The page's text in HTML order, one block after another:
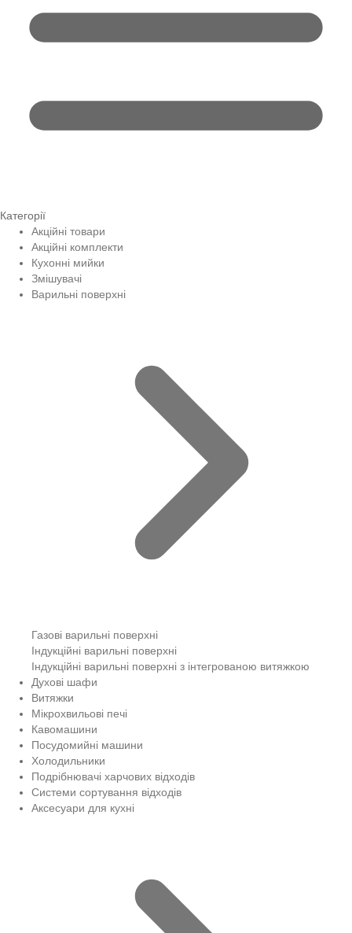
Категорії
Акційні товари
Акційні комплекти
Кухонні мийки
Змішувачі
Варильні поверхні
Газові варильні поверхні
Індукційні варильні поверхні
Індукційні варильні поверхні з інтегрованою витяжкою
Духові шафи
Витяжки
Мікрохвильові печі
Кавомашини
Посудомийні машини
Холодильники
Подрібнювачі харчових відходів
Системи сортування відходів
Аксесуари для кухні